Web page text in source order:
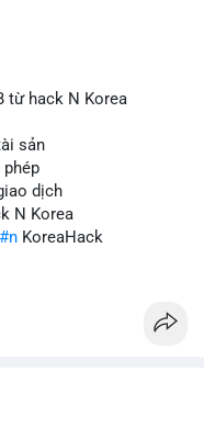
từ hack N Korea
sản
dịch
N Korea
#n KoreaHack